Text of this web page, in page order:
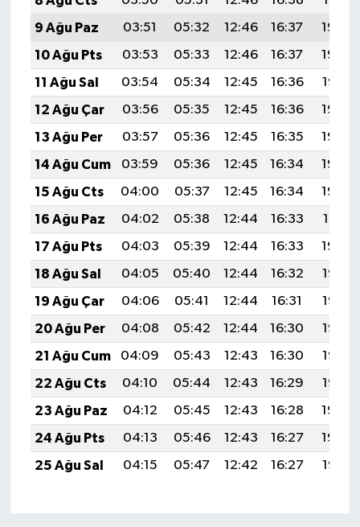
9 Ağu Paz
03:51 05:32 12:46 16:37
19:50
10 Ağu Pts
03:53 05:33 12:46 16:37
19:49
11 Ağu Sal
03:54 05:34 12:45 16:36
19:47
12 Ağu Çar
03:56 05:35 12:45 16:36
19:46
13 Ağu Per
03:57 05:36 12:45 16:35
19:45
14 Ağu Cum
03:59 05:36 12:45 16:34
19:43
15 Ağu Cts
04:00 05:37 12:45 16:34
19:42
16 Ağu Paz
04:02 05:38 12:44 16:33
19:41
17 Ağu Pts
04:03 05:39 12:44 16:33
19:39
18 Ağu Sal
04:05 05:40 12:44 16:32
19:38
19 Ağu Çar
04:06 05:41 12:44 16:31
19:36
20 Ağu Per
04:08 05:42 12:44 16:30
19:35
21 Ağu Cum
04:09 05:43 12:43 16:30
19:33
22 Ağu Cts
04:10 05:44 12:43 16:29
19:32
23 Ağu Paz
04:12 05:45 12:43 16:28
19:30
24 Ağu Pts
04:13 05:46 12:43 16:27
19:29
25 Ağu Sal
04:15 05:47 12:42 16:27 19:27